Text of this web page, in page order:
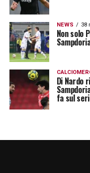
NEWS 38
Non solo
Di Nardo
fa sul